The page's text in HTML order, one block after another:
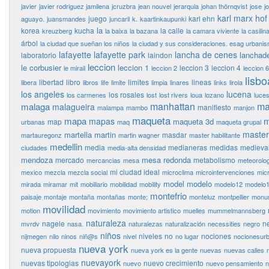
javier javier rodriguez jamilena jcruzbra jean nouvel jerarquia johan thörnqvist jose
aguayo. juansmandes juego juncaril k. kaartinkaupunki karl ehn karl marx hof
korea kreuzberg kucha la la baixa la bazana la calle la camara viviente la casilina
árbol la ciudad que sueñan los niños la ciudad y sus consideraciones. esag
laboratorio lafayette lafayette park laindon lancha de cenes
le corbusier le mirail leccion leccion 1 leccion 2 leccion 3 leccion 4 leccion 6
libera libertad libro libros life limite limites limpia linares lineas links lirola
los angeles los carmenes los rosales lost lost rivers loua lozano lucena luces
malaga malagueira malampa mambo manhattan manifiesto manjon
urbanas map mapa mapas maq maqueta maqueta 3d maqueta grupal
martauregonz martella martin martin wagner masdar master habilitante
ciudades medellin media media-alta densidad medianeras medidas
mendoza mercado mercancias mesa mesa redonda metabolismo
mexico mezcla mezcla social mi ciudad ideal microclima microintervenciones
mirada miramar mit mobiliario mobilidad mobility model modelo modelo12
paisaje montaje montaña montañas monte; montefrio monteluz montpellier
motion movilidad movimiento movimiento artistico muelles mummelmannsberg
mvrdv nagele nasa. naturaleza naturalezas naturalización necessities negro
nijmegen nilo ninos niñ@s niños nivel niveles no no lugar nociones
nueva propuesta nueva york nueva york es la gente nuevas nuevas calles
nuevas tipologias nuevayork nuevo nuevo crecimiento nuevo pensamiento